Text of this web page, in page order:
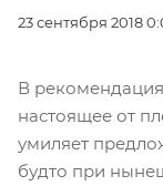
23 сентября 2018
В
настоящее от
умиляет
будто при